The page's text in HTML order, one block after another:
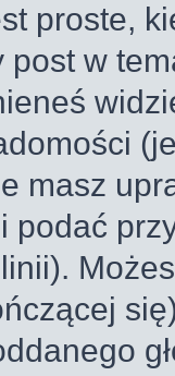
proste,
post w
masz
podać